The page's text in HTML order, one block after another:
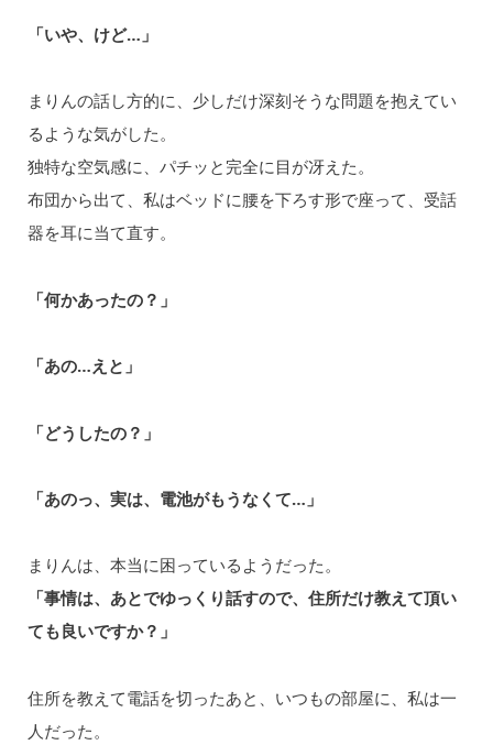
「いや、けど…」
まりんの話し方的に、少しだけ深刻そうな問題を抱えてい
るような気がした。
独特な空気感に、パチッと完全に目が冴えた。
布団から出て、私はベッドに腰を下ろす形で座って、受話
器を耳に当て直す。
「何かあったの？」
「あの…えと」
「どうしたの？」
「あのっ、実は、電池がもうなくて…」
まりんは、本当に困っているようだった。
「事情は、あとでゆっくり話すので、住所だけ教えて頂い
ても良いですか？」
住所を教えて電話を切ったあと、いつもの部屋に、私は一
人だった。